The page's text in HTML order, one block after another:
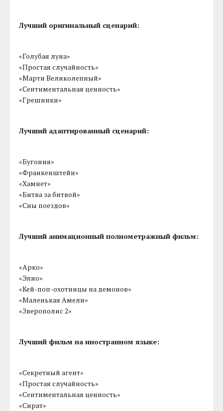
Лучший оригинальный сценарий:
«Голубая луна»
«Простая случайность»
«Марти Великолепный»
«Сентиментальная ценность»
«Грешники»
Лучший адаптированный сценарий:
«Бугония»
«Франкенштейн»
«Хамнет»
«Битва за битвой»
«Сны поездов»
Лучший анимационный полнометражный фильм:
«Арко»
«Элио»
«Кей-поп-охотницы на демонов»
«Маленькая Амели»
«Зверополис 2»
Лучший фильм на иностранном языке:
«Секретный агент»
«Простая случайность»
«Сентиментальная ценность»
«Сират»